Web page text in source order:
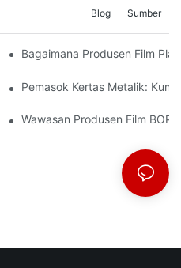
Sumber
Blog
Kemasan Fleksibel
Bagaimana Produsen Film
Dari Produsen Material
Pemasok Kertas Metalik:
BOPP Yang Tepat Penting
Wawasan Produsen Film